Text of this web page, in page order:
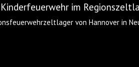
Kinderfeuerwehr im
von Hannover in